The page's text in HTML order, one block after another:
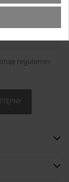
regulamin